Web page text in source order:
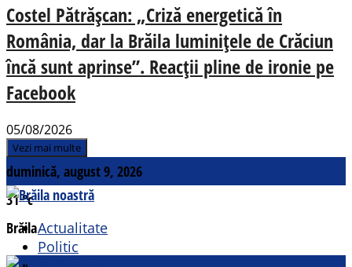
Costel Pătrășcan: „Criză energetică în
România, dar la Brăila luminițele de Crăciun
încă sunt aprinse”. Reacții pline de ironie pe
Facebook
05/08/2026
Vezi mai multe
duminică, august 9, 2026
31°c
BrăilaActualitate
Politic